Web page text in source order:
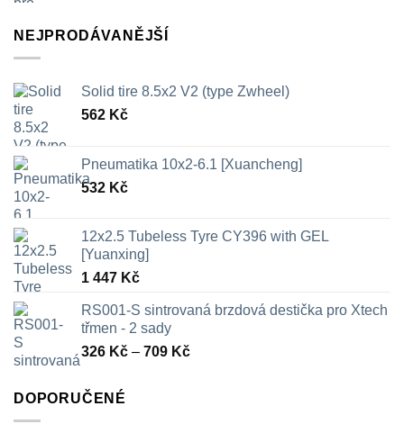
NEJPRODÁVANĚJŠÍ
Solid tire 8.5x2 V2 (type Zwheel)
562 Kč
Pneumatika 10x2-6.1 [Xuancheng]
532 Kč
12x2.5 Tubeless Tyre CY396 with GEL
[Yuanxing]
1 447 Kč
RS001-S sintrovaná brzdová destička pro Xtech
třmen - 2 sady
326 Kč – 709 KčRozpětí
DOPORUČENÉ